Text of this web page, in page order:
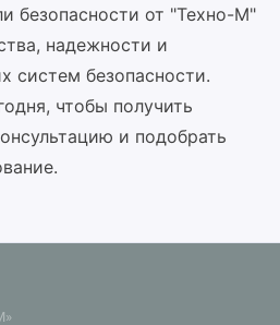
безопасности от "Техно-М"
надежности и
систем безопасности.
чтобы получить
и подобрать